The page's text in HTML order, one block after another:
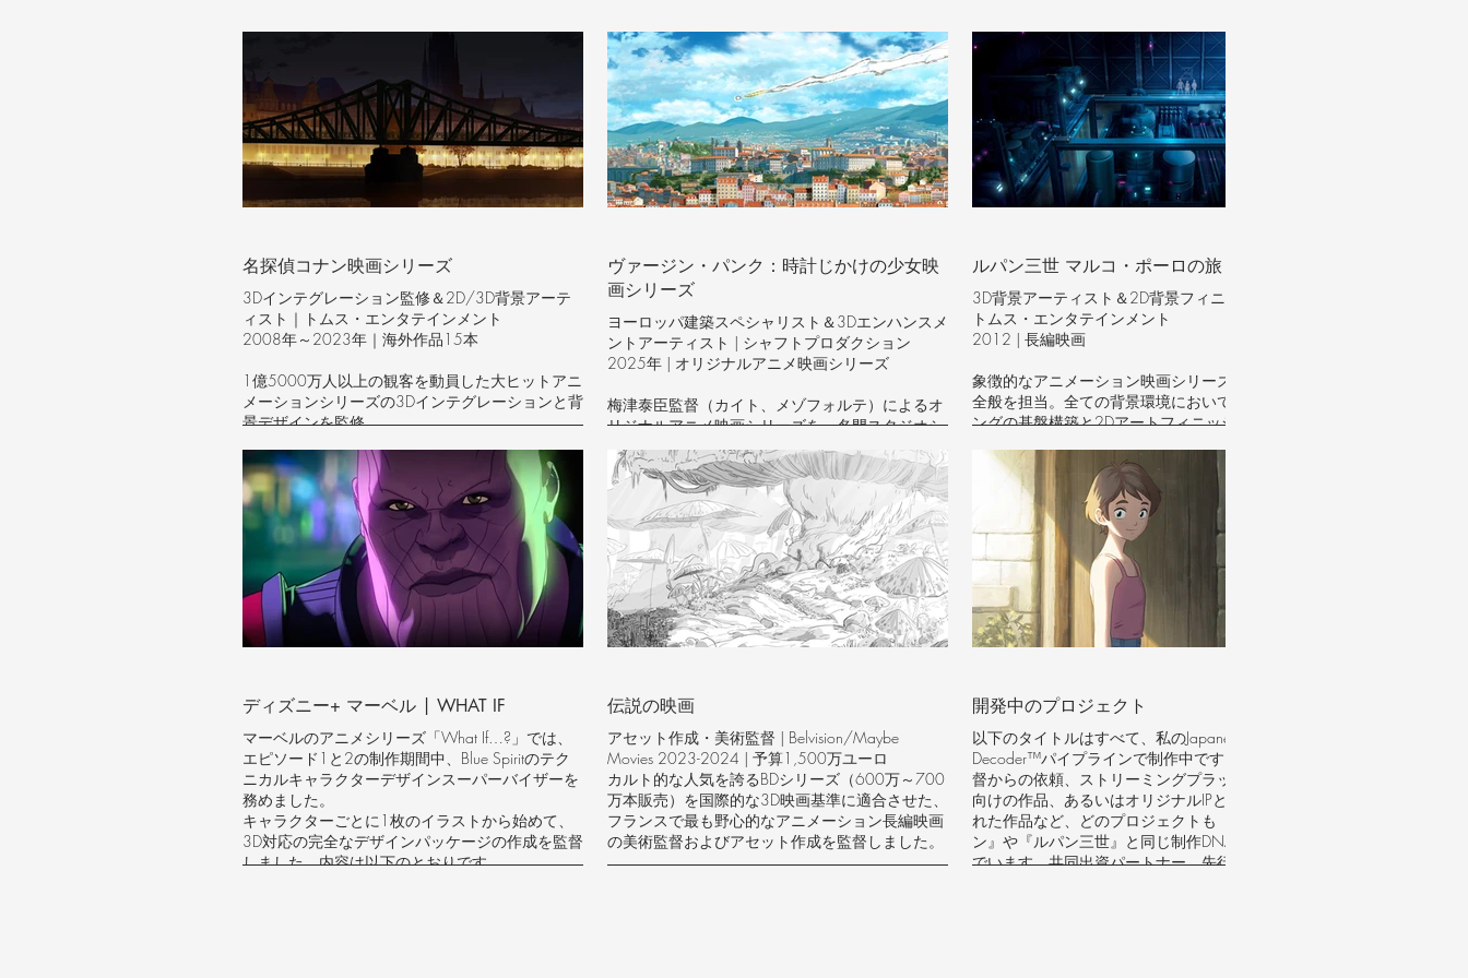
名探偵コナン映画シリーズ
3Dインテグレーション監修＆2D/3D背景アーテ
ィスト｜トムス・エンタテインメント
2008年～2023年｜海外作品15本
1億5000万人以上の観客を動員した大ヒットアニ
メーションシリーズの3Dインテグレーションと背
景デザインを監修。
技術監修：3Dインテグレーション監修（2008年
以来の先駆的技術革新）
2D/3D背景デザインおよび技術リーダーシップ
イノベーション：日本のアニメーション業界に先
駆的に採用され、後にアニメーション業界全体に
採用された画期的な技術革新。
スタジオ：トムス・エンタテインメント｜石垣プ
ロダクション（名探偵コナン、ルパン三世）
ヴァージン・パンク：時計じかけの少女映
画シリーズ
ヨーロッパ建築スペシャリスト＆3Dエンハンスメ
ントアーティスト | シャフトプロダクション
2025年 | オリジナルアニメ映画シリーズ
梅津泰臣監督（カイト、メゾフォルテ）によるオ
リジナルアニメ映画シリーズを、名門スタジオシ
ャフトと共同制作しました。高品質なアニメ制作
における、ヨーロッパ建築の忠実な再現と3Dベー
スエンハンスメントを専門としています。
プロジェクトスコープ：
ヨーロッパ建築の正確さと文化的忠実性
複雑な建築ディテールによる3Dベースエンハンス
メント
半未来的な舞台設定（2099年）
ョンの融合を可能にする、確かな建築知識に基づ
いた文化交流の専門知識
スタジオ：シャフトプロダクション（物語、魔法
少女まどか☆マギカ）
ルパン三世 マルコ・ポーロの旅
3D背景アーティスト＆2D背景フィニッシング |
トムス・エンタテインメント
2012 | 長編映画
象徴的なアニメーション映画シリーズの環境制作
全般を担当。全ての背景環境において、3Dモデリ
ングの基盤構築と2Dアートフィニッシングを担
技術範囲：コンセプトから完成まで、3D環境モデ
リング全般
2D背景フィニッシングとアートエンハンスメント
プレミアムアニメ基準に対応したミックスメディ
アワークフロー統合
イノベーション：3Dの技術的精度と伝統的な2D
アニメの美的フィニッシングを融合させた、フル
パイプラインの背景制作。
スタジオ：トムス・エンタテインメント、石垣プ
ロダクション（名探偵コナン、ルパン三世）
ディズニー+ マーベル | WHAT IF
マーベルのアニメシリーズ「What If…?」では、
エピソード1と2の制作期間中、Blue Spiritのテク
ニカルキャラクターデザインスーパーバイザーを
務めました。
キャラクターごとに1枚のイラストから始めて、
3D対応の完全なデザインパッケージの作成を監督
しました。内容は以下のとおりです。
伝説の映画
アセット作成・美術監督 | Belvision/Maybe
Movies 2023-2024 | 予算1,500万ユーロ
カルト的な人気を誇るBDシリーズ（600万～700
万本販売）を国際的な3D映画基準に適合させた、
フランスで最も野心的なアニメーション長編映画
の美術監督およびアセット作成を監督しました。
開発中のプロジェクト
以下のタイトルはすべて、私のJapanese Quality
Decoder™パイプラインで制作中です。著名な監
督からの依頼、ストリーミングプラットフォーム
向けの作品、あるいはオリジナルIPとして育成さ
れた作品など、どのプロジェクトも『名探偵コナ
ン』や『ルパン三世』と同じ制作DNAを受け継い
でいます。共同出資パートナー、先行購入契約、